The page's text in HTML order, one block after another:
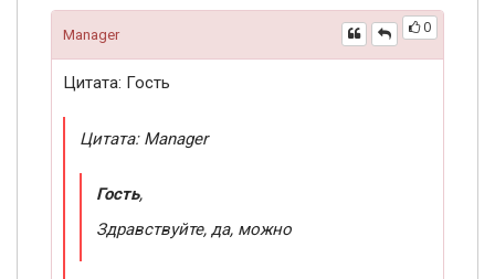
0
Manager
Цитата: Гость
Цитата: Manager
Гость,
Здравствуйте, да, можно